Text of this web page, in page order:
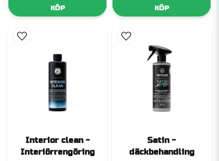
KÖP KÖP
Interior clean -
Interiörrengöring
Satin -
däckbehandling